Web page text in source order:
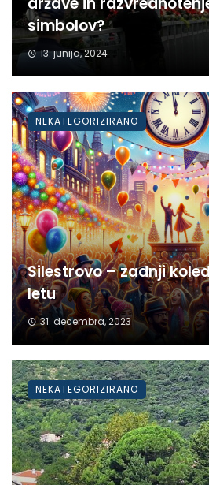
simbolov?
13. junija, 2024
Silestrovo – zadnji
letu
31. decembra, 2023
NEKATEGORIZIRANO
NEKATEGORIZIRANO